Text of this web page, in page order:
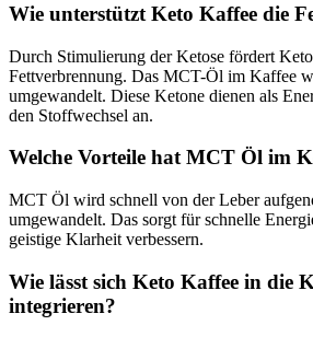
Wie unterstützt Keto Kaffee die
Durch Stimulierung der Ketose fördert
Fettverbrennung. Das MCT-Öl im Kaffee
umgewandelt. Diese Ketone dienen als
den Stoffwechsel an.
Welche Vorteile hat MCT Öl im
MCT Öl wird schnell von der Leber
umgewandelt. Das sorgt für schnelle
geistige Klarheit verbessern.
Wie lässt sich Keto Kaffee in die
integrieren?